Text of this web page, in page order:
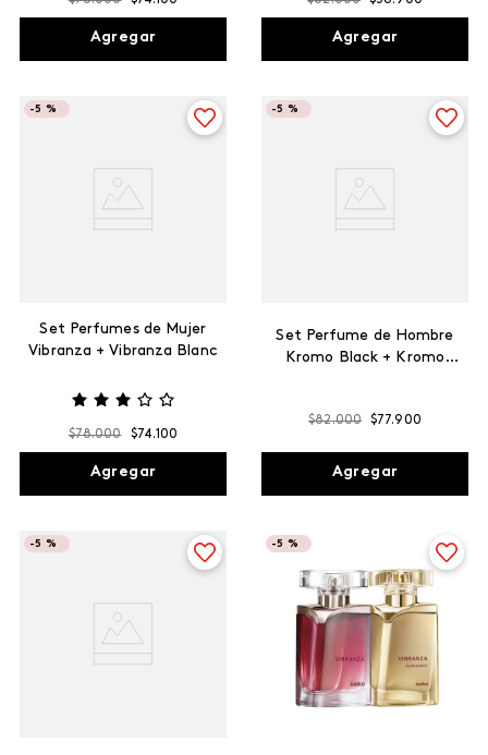
Agregar Agregar
Set Perfumes de Mujer
Vibranza + Vibranza Blanc
-5 %
$78.000 $74.100
Agregar
Set Perfume de Hombre
Kromo Black + Kromo
-5 %
$82.000 $77.900
Agregar
-5 % -5 %